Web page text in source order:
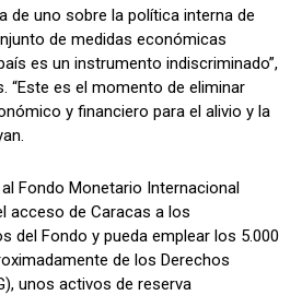
de uno sobre la política interna de
de medidas económicas
es un instrumento indiscriminado”,
“Este es el momento de eliminar
y financiero para el alivio y la
Fondo Monetario Internacional
acceso de Caracas a los
del Fondo y pueda emplear los 5.000
de los Derechos
unos activos de reserva